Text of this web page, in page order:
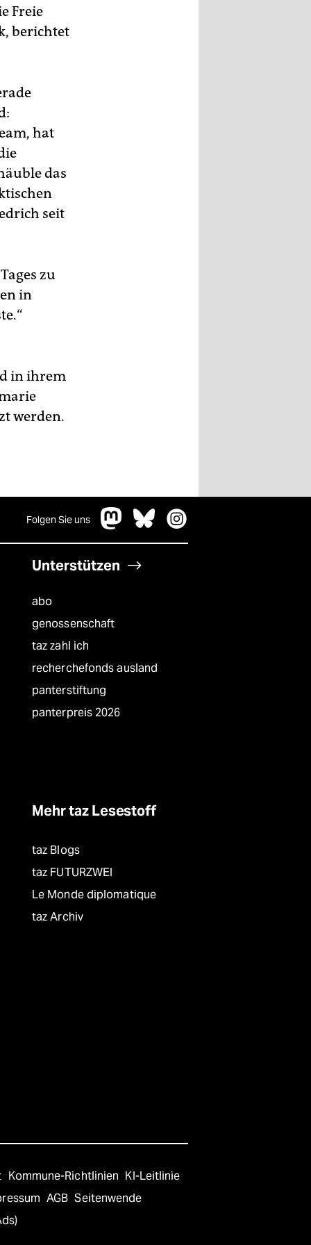
Freie
berichtet
hat
das
seit
zu
in
in ihrem
werden.
Folgen Sie uns
Unterstützen
abo
genossenschaft
taz zahl ich
recherchefonds ausland
panterstiftung
panterpreis 2026
Mehr taz Lesestoff
taz Blogs
taz FUTURZWEI
Le Monde diplomatique
taz Archiv
Kommune-Richtlinien KI-Leitlinie
AGB Seitenwende